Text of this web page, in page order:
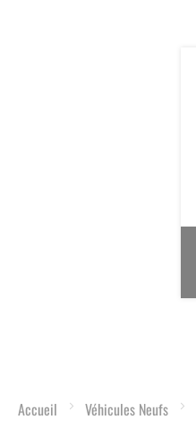
Accueil Véhicules Neufs